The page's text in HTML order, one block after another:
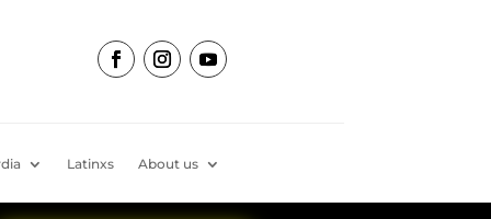
Latinxs About us